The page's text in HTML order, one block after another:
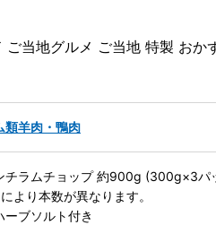
ご当地グルメ ご当地 特製 お
類羊肉・鴨肉
チラムチョップ 約900g (300g×3
より本数が異なります。
ーブソルト付き